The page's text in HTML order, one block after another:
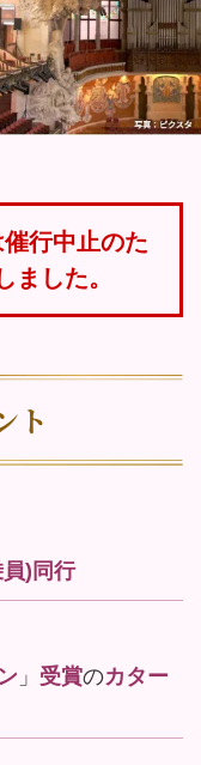
行中止のた
ました。
ト
)同行
」 受賞のカター